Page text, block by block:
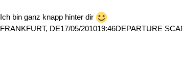
Ich bin ganz knapp hinter dir
FRANKFURT, DE17/05/201019:46DEPARTURE